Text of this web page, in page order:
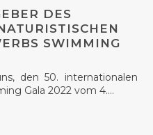
DES
SWIMMING
den 50. internationalen
Gala 2022 vom 4.…